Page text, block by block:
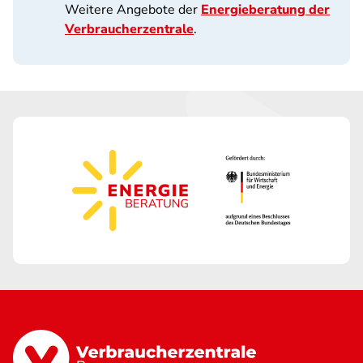
Weitere Angebote der Energieberatung der
Verbraucherzentrale.